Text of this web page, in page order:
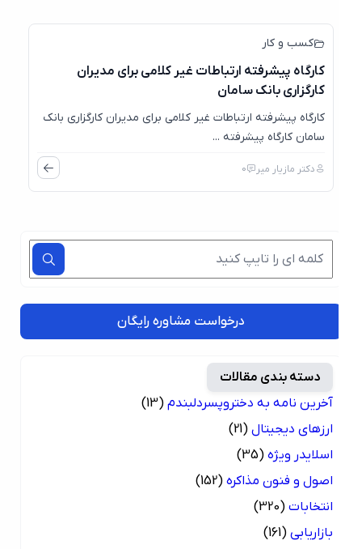
کسب و کار
کارگاه پیشرفته ارتباطات غیر کلامی برای مدیران
کارگزاری بانک سامان
کارگاه پیشرفته ارتباطات غیر کلامی برای مدیران کارگزاری بانک
سامان کارگاه پیشرفته ...
دکتر مازیار میر 0
درخواست مشاوره رایگان
دسته بندی مقالات
آخرین نامه به دختروپسردلبندم (13)
ارزهای دیجیتال (21)
اسلایدر ویژه (35)
اصول و فنون مذاکره (152)
انتخابات (320)
بازاریابی (161)